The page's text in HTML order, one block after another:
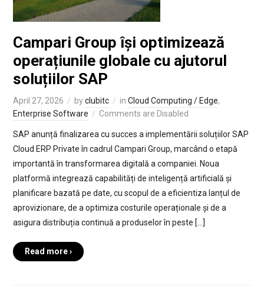
Campari Group își optimizează
operațiunile globale cu ajutorul
soluțiilor SAP
April 27, 2026 byclubitc in Cloud Computing / Edge,
Enterprise Software
Comments are Disabled
SAP anunță finalizarea cu succes a implementării soluțiilor SAP
Cloud ERP Private în cadrul Campari Group, marcând o etapă
importantă în transformarea digitală a companiei. Noua
platformă integrează capabilități de inteligență artificială și
planificare bazată pe date, cu scopul de a eficientiza lanțul de
aprovizionare, de a optimiza costurile operaționale și de a
asigura distribuția continuă a produselor în peste […]
Read more ›